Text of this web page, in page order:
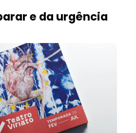
e da urgência